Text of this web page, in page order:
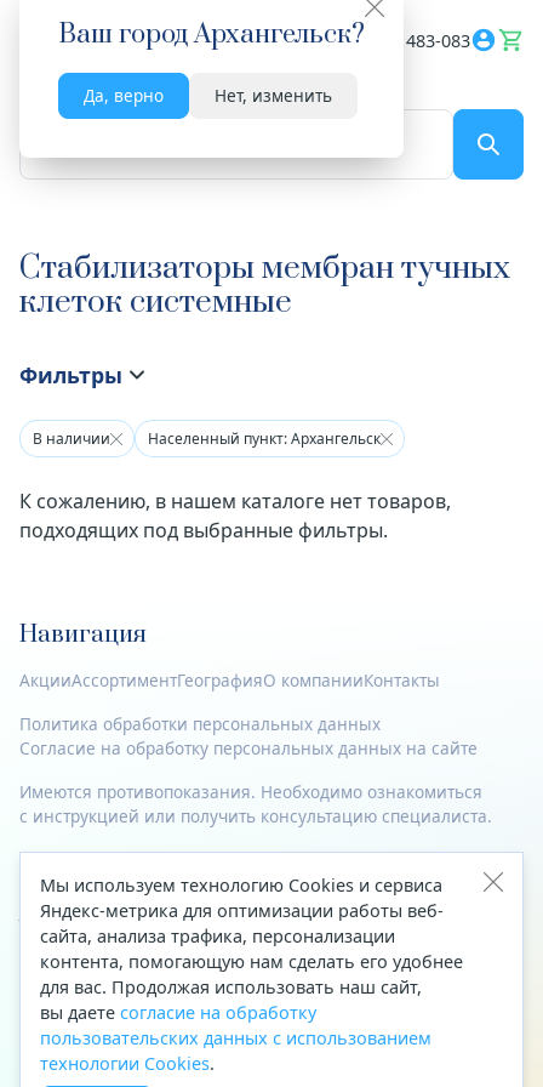
Ваш городАрхангельск?
Да, верно Нет, изменить
Весь сайт 8182 483-083
Стабилизаторы мембран тучных
клеток системные
Фильтры
В наличии Населенный пункт: Архангельск
К сожалению, в нашем каталоге нет товаров,
подходящих под выбранные фильтры.
Навигация
АкцииАссортиментГеографияО компанииКонтакты
Политика обработки персональных данных
Согласие на обработку персональных данных на сайте
Имеются противопоказания. Необходимо ознакомиться
с инструкцией или получить консультацию специалиста.
© 2023—2026 Все права защищены.
Адрес
Архангельск, ул. Папанина, д. 19 (вход в здание со стороны
автоцентра «Тойота»)
Приемная Генерального директора
Телефон
+7 (8182) 63-60-31
Мы используем технологию Cookies и сервиса
Яндекс-метрика для оптимизации работы веб-
сайта, анализа трафика, персонализации
контента, помогающую нам сделать его удобнее
для вас. Продолжая использовать наш сайт,
вы даете согласие на обработку
пользовательских данных с использованием
технологии Cookies.